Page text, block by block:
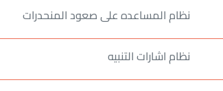
نظام المساعده على صعود المنحدرات
نظام اشارات التنبيه